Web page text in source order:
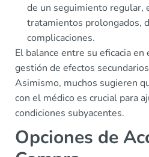
de un seguimiento regular,
tratamientos prolongados,
complicaciones.
El balance entre su eficacia
gestión de efectos
Asimismo, muchos sugieren
con el médico es crucial para
condiciones subyacentes.
Opciones de